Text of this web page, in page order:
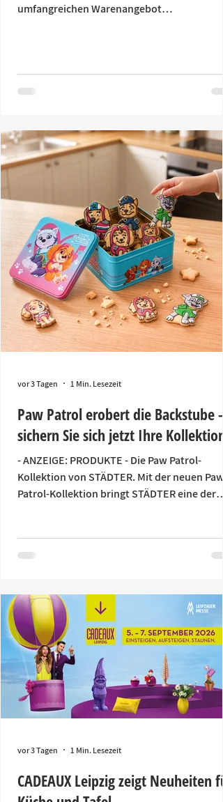
umfangreichen Warenangebot
durchführen. Beurer, Graef, Jura und
waren dabei und haben gute bis sehr gute
Insektenstichheiler BiteX Max und BiteX Go
Beurer sind vom ETMTestmagazin in
Paw Patrol erobert die Backstube –
sichern Sie sich jetzt Ihre Kollektion!
- ANZEIGE: PRODUKTE - Die Paw Patrol-
Kollektion von STÄDTER. Mit der neuen Paw
Patrol-Kollektion bringt STÄDTER eine der
gleichermaßen – und schafft für den Handel
Kindergeburtstage, gemeinsame Familienzeit
und Geschenkideen. Die ersten
starten in Kürze. Wenn Sie die Kollektion
nicht bestellt haben, i
vor 3 Tagen 1 Min. Lesezeit
CADEAUX Leipzig zeigt Neuheiten für
vor 3 Tagen 1 Min. Lesezeit